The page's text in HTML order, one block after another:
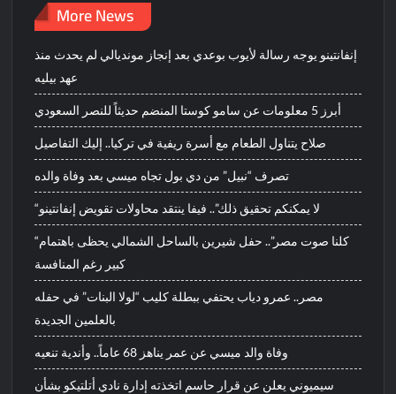
More News
إنفانتينو يوجه رسالة لأيوب بوعدي بعد إنجاز مونديالي لم يحدث منذ
عهد بيليه
أبرز 5 معلومات عن سامو كوستا المنضم حديثاً للنصر السعودي
صلاح يتناول الطعام مع أسرة ريفية في تركيا.. إليك التفاصيل
تصرف “نبيل” من دي بول تجاه ميسي بعد وفاة والده
“لا يمكنكم تحقيق ذلك”.. فيفا ينتقد محاولات تقويض إنفانتينو
“كلنا صوت مصر”.. حفل شيرين بالساحل الشمالي يحظى باهتمام
كبير رغم المنافسة
مصر.. عمرو دياب يحتفي ببطلة كليب “لولا البنات” في حفله
بالعلمين الجديدة
وفاة والد ميسي عن عمر يناهز 68 عاماً.. وأندية تنعيه
سيميوني يعلن عن قرار حاسم اتخذته إدارة نادي أتلتيكو بشأن